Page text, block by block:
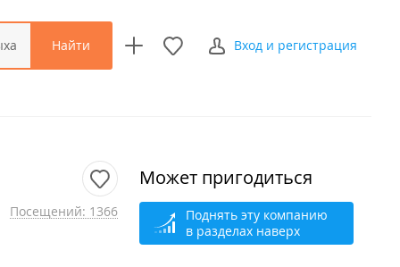
Найти Вход и регистрация
Посещений: 1366
Может пригодиться
Поднять эту компанию
в разделах наверх